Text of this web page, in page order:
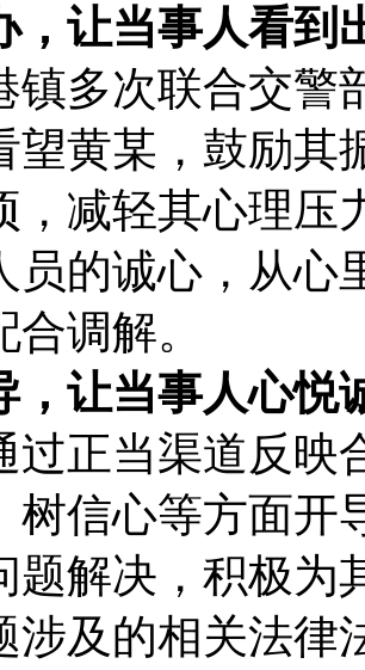
，让当事人看到
镇多次联合交警
望黄某，鼓励其
，减轻其心理压
员的诚心，从心
调解。
，让当事人心悦
过正当渠道反映
树信心等方面开
题解决，积极为
涉及的相关法律